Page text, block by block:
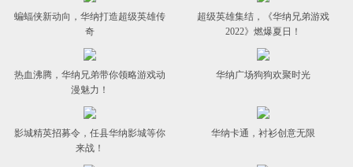
蝙蝠侠新动向，华纳打造超级英雄传
奇
超级英雄集结，《华纳兄弟游戏
2022》燃爆夏日！
热血沸腾，华纳兄弟带你领略游戏动
漫魅力！
华纳广场狗狗欢聚时光
影城精英招募令，任县华纳影城等你
来战！
华纳卡通，衬衫创意无限